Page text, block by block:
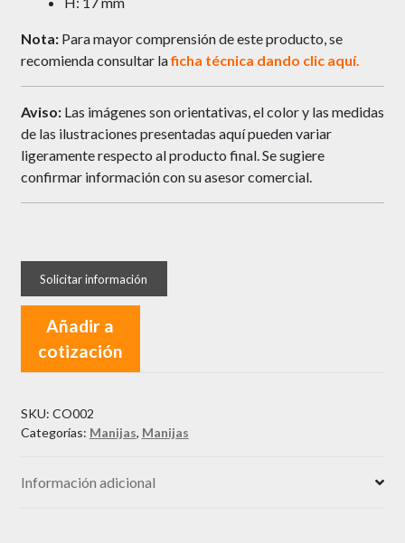
Nota:Para mayor comprensión de este producto, se
recomienda consultar laficha técnica dando clic aquí.
Aviso: Las imágenes son orientativas, el color y las medidas
de las ilustraciones presentadas aquí pueden variar
ligeramente respecto al producto final. Se sugiere
confirmar información con su asesor comercial.
Añadir a
cotización
SKU: CO002
Categorías: Manijas, Manijas
Información adicional